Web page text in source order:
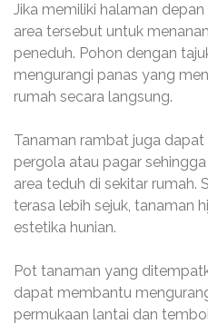
Jika memiliki halaman
area tersebut untuk
peneduh. Pohon dengan
mengurangi panas yang
rumah secara langsung.
Tanaman rambat juga
pergola atau pagar
area teduh di sekitar rumah.
terasa lebih sejuk, tanaman
estetika hunian.
Pot tanaman yang
dapat membantu
permukaan lantai dan